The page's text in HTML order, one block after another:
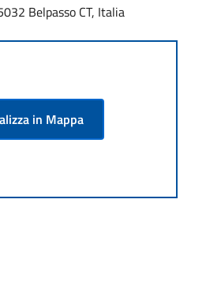
Belpasso CT, Italia
in Mappa